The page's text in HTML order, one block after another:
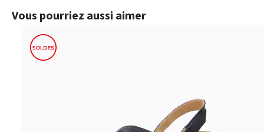
Ignorer la galerie de produits
Vous pourriez aussi aimer